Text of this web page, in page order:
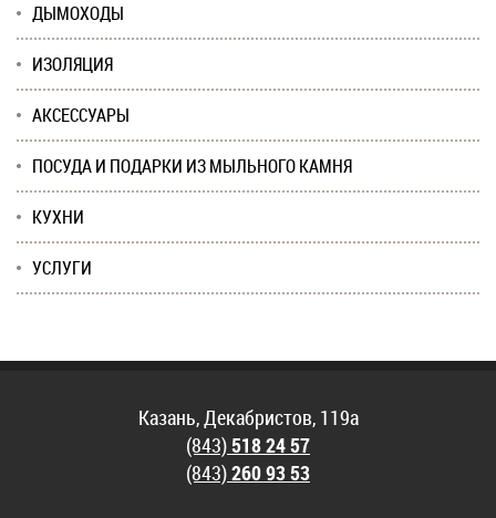
ДЫМОХОДЫ
ИЗОЛЯЦИЯ
АКСЕССУАРЫ
ПОСУДА И ПОДАРКИ ИЗ МЫЛЬНОГО КАМНЯ
КУХНИ
УСЛУГИ
Казань, Декабристов, 119а
(843)518 24 57
(843)260 93 53